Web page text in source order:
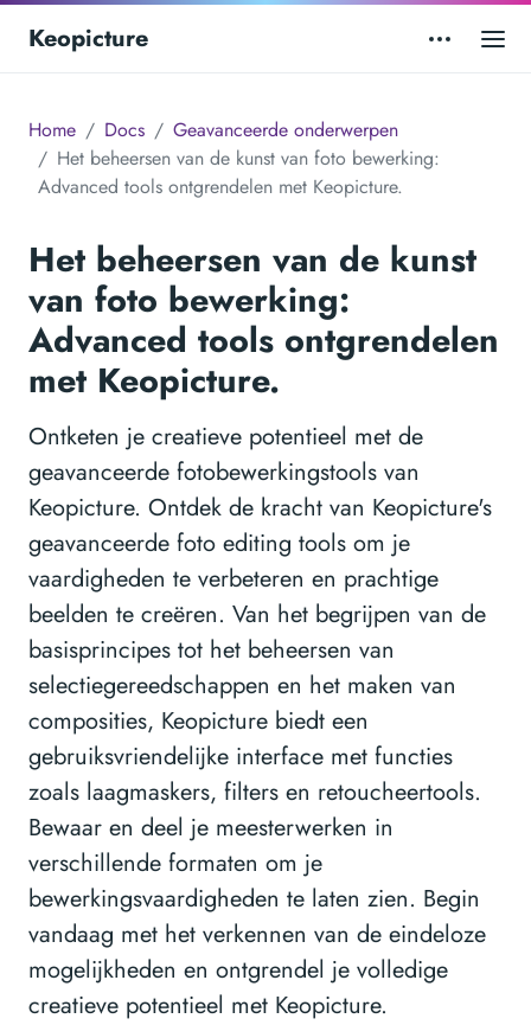
Keopicture
Home Docs
Geavanceerde onderwerpen
Het beheersen van de kunst van foto bewerking:
Advanced tools ontgrendelen met Keopicture.
Het beheersen van de kunst
van foto bewerking:
Advanced tools ontgrendelen
met Keopicture.
Ontketen je creatieve potentieel met de
geavanceerde fotobewerkingstools van
Keopicture. Ontdek de kracht van Keopicture's
geavanceerde foto editing tools om je
vaardigheden te verbeteren en prachtige
beelden te creëren. Van het begrijpen van de
basisprincipes tot het beheersen van
selectiegereedschappen en het maken van
composities, Keopicture biedt een
gebruiksvriendelijke interface met functies
zoals laagmaskers, filters en retoucheertools.
Bewaar en deel je meesterwerken in
verschillende formaten om je
bewerkingsvaardigheden te laten zien. Begin
vandaag met het verkennen van de eindeloze
mogelijkheden en ontgrendel je volledige
creatieve potentieel met Keopicture.